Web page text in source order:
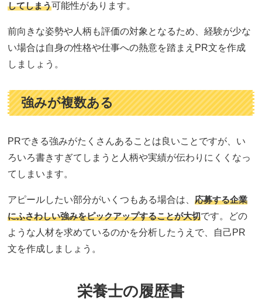
してしまう可能性があります。
前向きな姿勢や人柄も評価の対象となるため、経験が少な
い場合は自身の性格や仕事への熱意を踏まえPR文を作成
しましょう。
強みが複数ある
PRできる強みがたくさんあることは良いことですが、い
ろいろ書きすぎてしまうと人柄や実績が伝わりにくくなっ
てしまいます。
アピールしたい部分がいくつもある場合は、応募する企業
にふさわしい強みをピックアップすることが大切です。どの
ような人材を求めているのかを分析したうえで、自己PR
文を作成しましょう。
栄養士の履歴書